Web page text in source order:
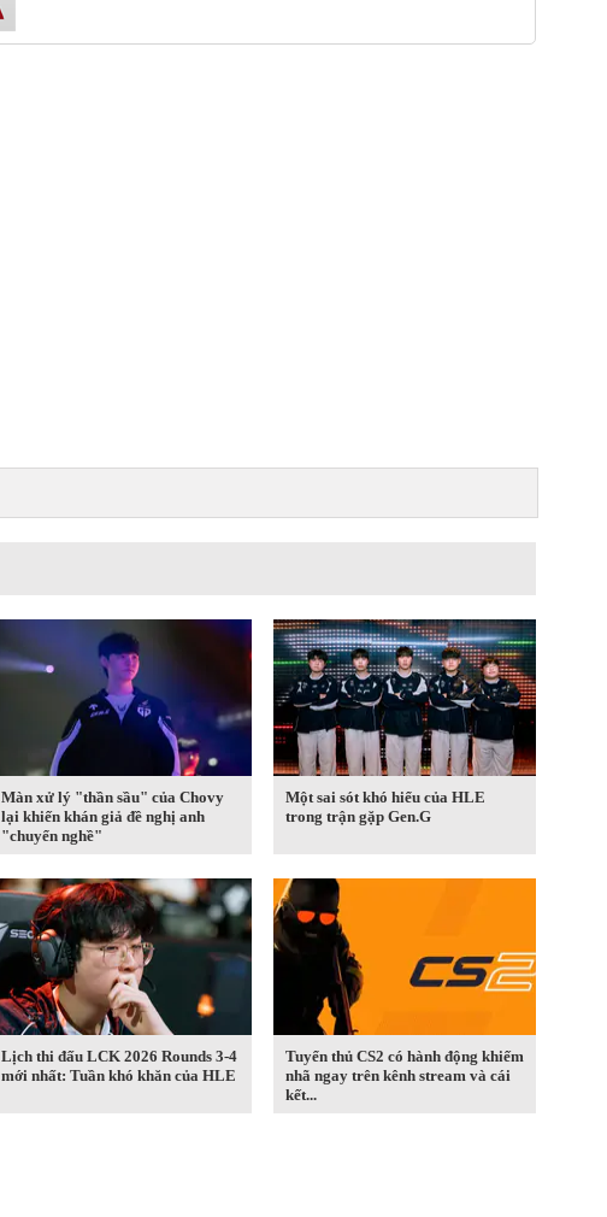
Màn xử lý "thần sầu" của Chovy
lại khiến khán giả đề nghị anh
"chuyển nghề"
Một sai sót khó hiểu của HLE
trong trận gặp Gen.G
Lịch thi đấu LCK 2026 Rounds 3-4
mới nhất: Tuần khó khăn của HLE
Tuyển thủ CS2 có hành động khiếm
nhã ngay trên kênh stream và cái
kết...